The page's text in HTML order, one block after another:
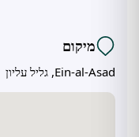
מיקום
Ein-al-Asad, גליל עליון